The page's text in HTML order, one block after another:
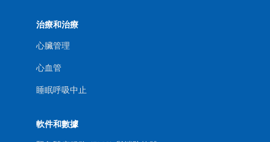
治療和治療
心臟管理
心血管
睡眠呼吸中止
軟件和數據